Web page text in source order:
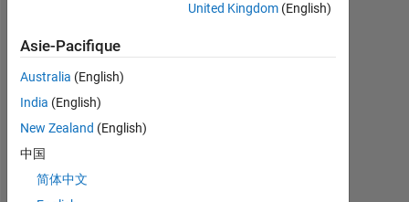
CONTRIBUTIONS L
0
3
4
United Kingdom(English)
Asie-Pacifique
Australia (English)
India (English)
New Zealand (English)
中国
简体中文